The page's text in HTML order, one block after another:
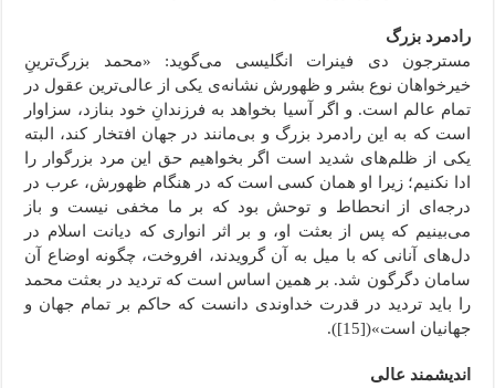
رادمرد بزرگ
مسترجون دی فینرات انگلیسی می‌گوید: «محمد بزرگ‌ترینِ
خیرخواهان نوع بشر و ظهورش نشانه‌‌ی یکی از عالی‌ترین عقول در
تمام عالم است. و اگر آسیا بخواهد به فرزندانِ خود بنازد، سزاوار
است که به این رادمرد بزرگ و بی‌مانند در جهان افتخار کند، البته
یکی از ظلم‌های شدید است اگر بخواهیم حق این مرد بزرگوار را
ادا نکنیم؛ زیرا او همان کسی است که در هنگام ظهورش، عرب در
درجه‌ای از انحطاط و توحش بود که بر ما مخفی نیست و باز
می‌بینیم که پس از بعثت او، و بر اثر انواری که دیانت اسلام در
دل‌های آنانی که با میل به آن گرویدند، افروخت، چگونه اوضاع آن
سامان دگرگون شد. بر همین اساس است که تردید در بعثت محمد
را باید تردید در قدرت خداوندی دانست که حاکم بر تمام جهان و
جهانیان است»([15]).
اندیشمند عالی